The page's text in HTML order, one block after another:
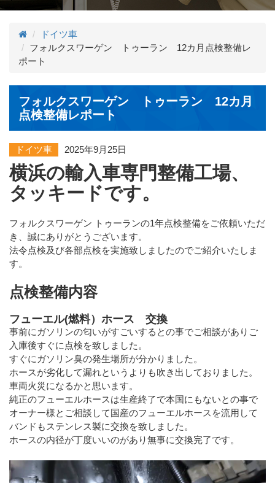
ドイツ車
フォルクスワーゲン トゥーラン 12カ月点検整備レ
ポート
フォルクスワーゲン トゥーラン 12カ月
点検整備レポート
ドイツ車 2025年9月25日
横浜の輸入車専門整備工場、
タッキードです。
フォルクスワーゲン トゥーランの1年点検整備をご依頼いただ
き、誠にありがとうございます。
法令点検及び各部点検を実施致しましたのでご紹介いたしま
す。
点検整備内容
フューエル(燃料）ホース 交換
事前にガソリンの匂いがすごいするとの事でご相談がありご
入庫後すぐに点検を致しました。
すぐにガソリン臭の発生場所が分かりました。
ホースが劣化して漏れというよりも吹き出しておりました。
車両火災になるかと思います。
純正のフューエルホースは生産終了で本国にもないとの事で
オーナー様とご相談して国産のフューエルホースを流用して
バンドもステンレス製に交換を致しました。
ホースの内径が丁度いいのがあり無事に交換完了です。
動
画